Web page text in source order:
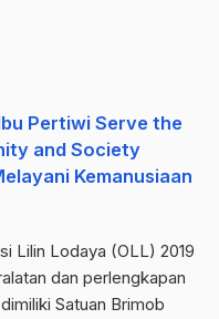
Pertiwi Serve the
and Society
Kemanusiaan
Lilin Lodaya (OLL) 2019
dan perlengkapan
Satuan Brimob